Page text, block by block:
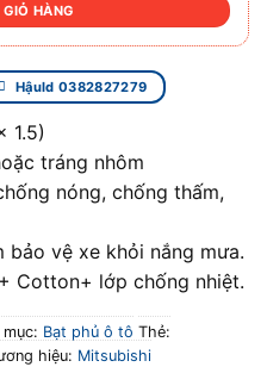
HÀNG
Hậuld 0382827279
1.5)
tráng nhôm
nóng, chống thấm,
bảo vệ xe khỏi nắng mưa.
Cotton+ lớp chống nhiệt.
mục: Bạt phủ ô tô Thẻ:
hiệu: Mitsubishi